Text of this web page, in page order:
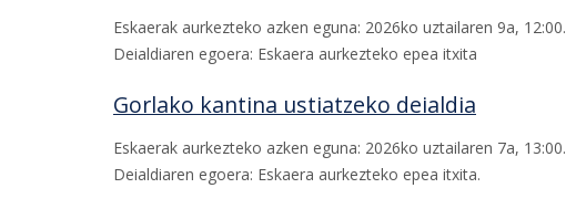
Eskaerak aurkezteko azken eguna: 2026ko uztailaren 9a, 12:00.
Deialdiaren egoera: Eskaera aurkezteko epea itxita
Gorlako kantina ustiatzeko deialdia
Eskaerak aurkezteko azken eguna: 2026ko uztailaren 7a, 13:00.
Deialdiaren egoera: Eskaera aurkezteko epea itxita.